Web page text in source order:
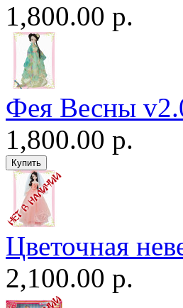
1,800.00 р.
Фея Весны
1,800.00 р.
Цветочная
2,100.00 р.